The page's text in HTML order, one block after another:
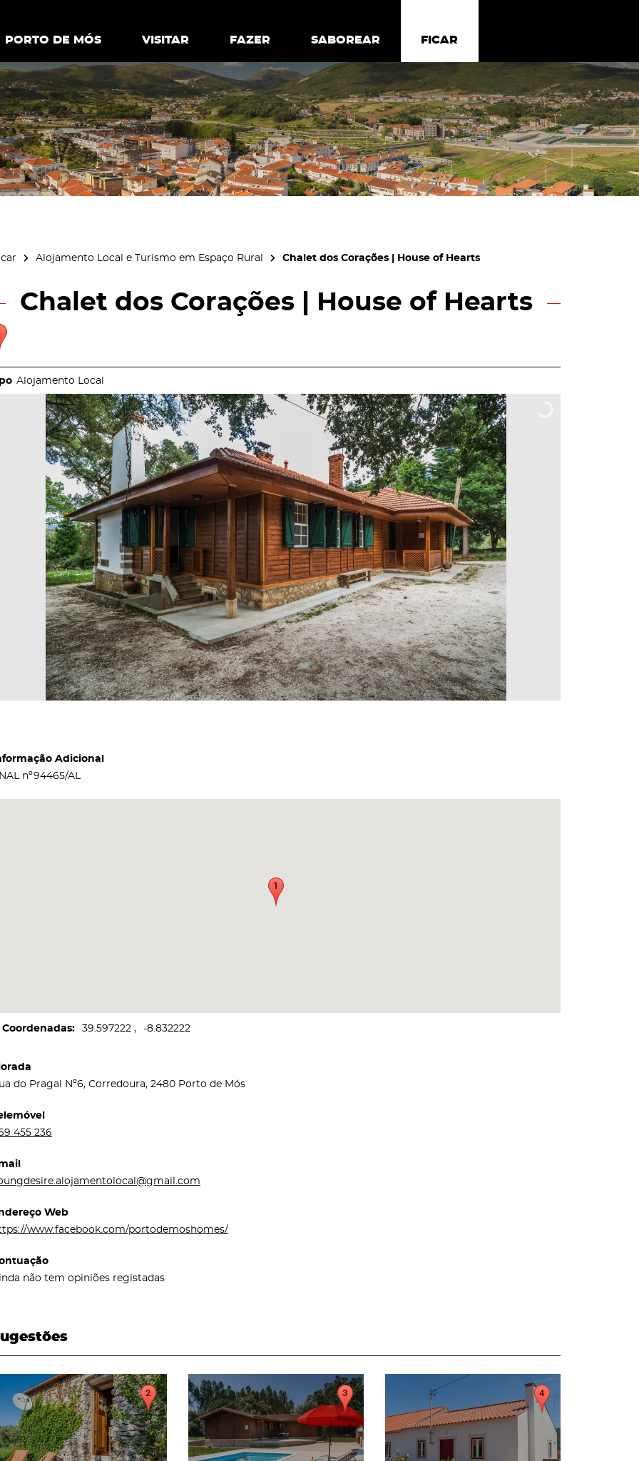
PORTO DE MÓS
VISITAR FAZER SABOREAR FICAR
PORTO DE MÓS VISITAR FAZER SABOREAR FICAR
Alojamento Local e Turismo em Espaço Rural Chalet dos Corações | House of Hearts
Chalet dos Corações | House of Hearts
Alojamento Local
Adicional
nº94465/AL
Coordenadas 39.597222 -8.832222
do Pragal Nº6, Corredoura, 2480 Porto de Mós
455 236
Web
www.facebook.com/portodemoshomes/
não tem opiniões registadas
page page